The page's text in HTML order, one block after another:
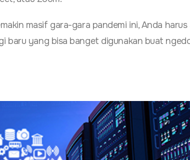
masif gara-gara pandemi ini, Anda harus
baru yang bisa banget digunakan buat